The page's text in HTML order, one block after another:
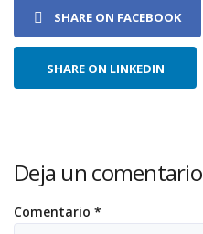
SHARE ON FACEBOOK
SHARE ON LINKEDIN
Deja un comentario
Comentario *